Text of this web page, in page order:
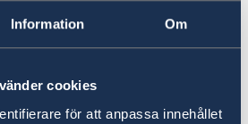
Information Om
cookies
för att anpassa innehållet
som resehandling för resor
kan endast användas för